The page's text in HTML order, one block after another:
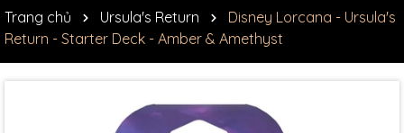
Trang chủ Ursula's Return
Disney Lorcana - Ursula's
Return - Starter Deck - Amber & Amethyst